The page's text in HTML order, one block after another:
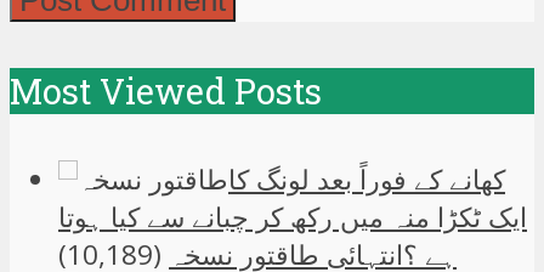
Most Viewed Posts
کھانے کے فوراً بعد لونگ کا
ایک ٹکڑا منہ میں رکھ کر چبانے سے کیا ہوتا
ہے ؟انتہائی طاقتور نسخہ (10,189)